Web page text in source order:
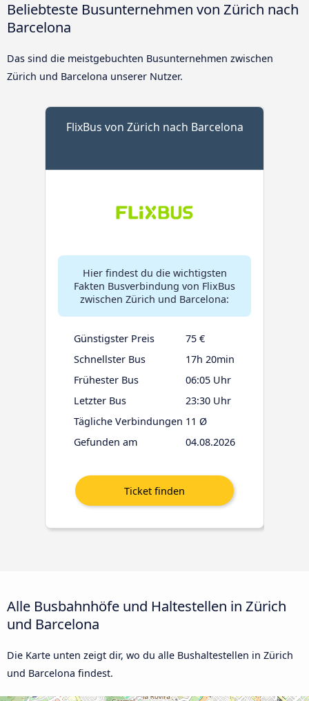
Beliebteste Busunternehmen von Zürich nach
Barcelona
Das sind die meistgebuchten Busunternehmen zwischen
Zürich und Barcelona unserer Nutzer.
FlixBus von Zürich nach Barcelona
Hier findest du die wichtigsten
Fakten Busverbindung von FlixBus
zwischen Zürich und Barcelona:
Günstigster Preis
75 €
Schnellster Bus
17h 20min
Frühester Bus
06:05 Uhr
Letzter Bus
23:30 Uhr
Tägliche Verbindungen 11 Ø
Gefunden am
04.08.2026
Alle Busbahnhöfe und Haltestellen in Zürich
und Barcelona
Die Karte unten zeigt dir, wo du alle Bushaltestellen in Zürich
und Barcelona findest.